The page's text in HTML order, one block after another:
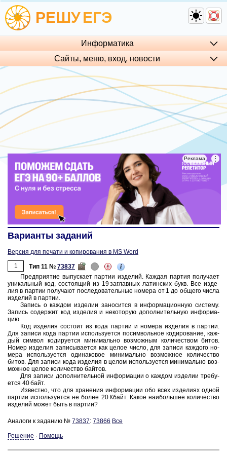
РЕШУЕГЭ
Информатика
Сайты, меню, вход, но­во­сти
⋮
Реклама ⋮
Реклама
Варианты заданий
Версия для печати и копирования в MS Word
1
Тип 11 № 73837
i
Пред­при­я­тие вы­пус­ка­ет пар­тии из­де­лий. Каж­дая пар­тия по­лу­ча­ет
уни­каль­ный код, со­сто­я­щий из 19 за­глав­ных ла­тин­ских букв. Все из­де­
лия в пар­тии по­лу­ча­ют по­сле­до­ва­тель­ные но­ме­ра от 1 до об­ще­го числа
из­де­лий в пар­тии.
За­пись о каж­дом из­де­лии за­но­сит­ся в ин­фор­ма­ци­он­ную си­сте­му.
За­пись со­дер­жит код из­де­лия и не­ко­то­рую до­пол­ни­тель­ную ин­фор­ма­
цию.
Код из­де­лия со­сто­ит из кода пар­тии и но­ме­ра из­де­лия в пар­тии.
Для за­пи­си кода пар­тии ис­поль­зу­ет­ся по­сим­воль­ное ко­ди­ро­ва­ние, каж­
дый сим­вол ко­ди­ру­ет­ся ми­ни­маль­но воз­мож­ным ко­ли­че­ством битов.
Номер из­де­лия за­пи­сы­ва­ет­ся как целое число, для за­пи­си каж­до­го но­
ме­ра ис­поль­зу­ет­ся оди­на­ко­вое ми­ни­маль­но воз­мож­ное ко­ли­че­ство
битов. Для за­пи­си кода из­де­лия в целом ис­поль­зу­ет­ся ми­ни­маль­но воз­
мож­ное целое ко­ли­че­ство бай­тов.
Для за­пи­си до­пол­ни­тель­ной ин­фор­ма­ции о каж­дом из­де­лии тре­бу­
ет­ся 40 байт.
Из­вест­но, что для хра­не­ния ин­фор­ма­ции обо всех из­де­ли­ях одной
пар­тии ис­поль­зу­ет­ся не более 20 Кбайт. Какое наи­боль­шее ко­ли­че­ство
из­де­лий может быть в пар­тии?
Аналоги к заданию № 73837: 73866 Все
Решение · Помощь